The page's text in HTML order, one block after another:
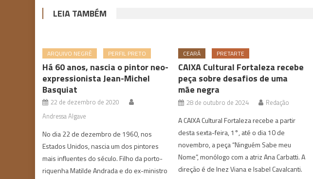
LEIA TAMBÉM
ARQUIVO NEGRÊ PERFIL PRETO
Há 60 anos, nascia o pintor neo-
expressionista Jean-Michel
Basquiat
22 de dezembro de 2020
Andressa Algave
No dia 22 de dezembro de 1960, nos
Estados Unidos, nascia um dos pintores
mais influentes do século. Filho da porto-
riquenha Matilde Andrada e do ex-ministro
CEARÁ PRETARTE
CAIXA Cultural Fortaleza recebe
peça sobre desafios de uma
mãe negra
28 de outubro de 2024 Redação
A CAIXA Cultural Fortaleza recebe a partir
desta sexta-feira, 1°, até o dia 10 de
novembro, a peça “Ninguém Sabe meu
Nome”, monólogo com a atriz Ana Carbatti. A
direção é de Inez Viana e Isabel Cavalcanti.